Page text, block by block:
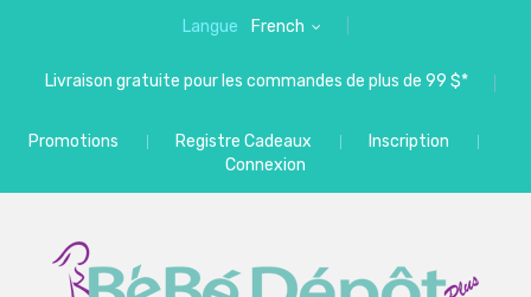
Langue French
Livraison gratuite pour les commandes de plus de 99 $*
Promotions Registre Cadeaux
Inscription
Connexion